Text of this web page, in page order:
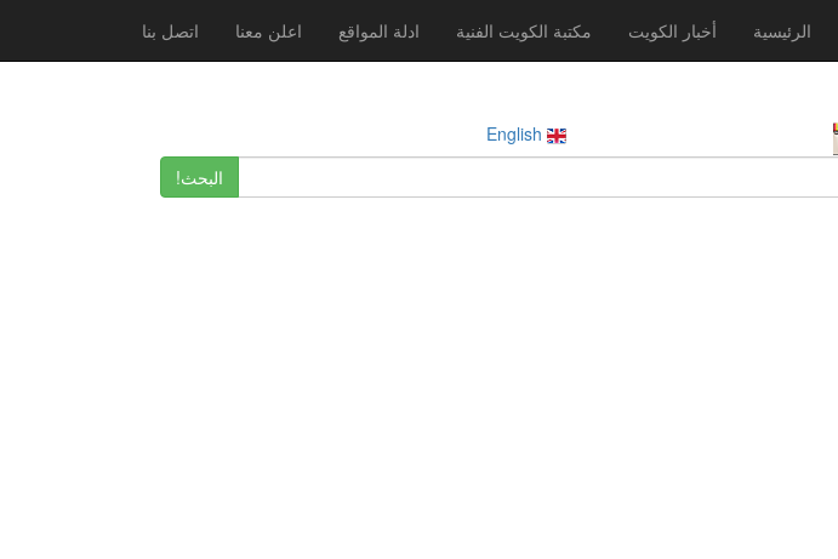
الرئيسية أخبار الكويت مكتبة الكويت الفنية ادلة المواقع اعلن معنا اتصل بنا
البحث!